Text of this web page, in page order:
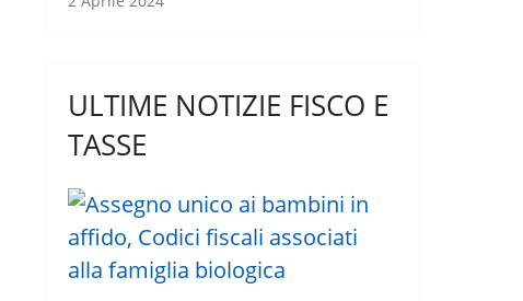
ULTIME NOTIZIE FISCO E
TASSE